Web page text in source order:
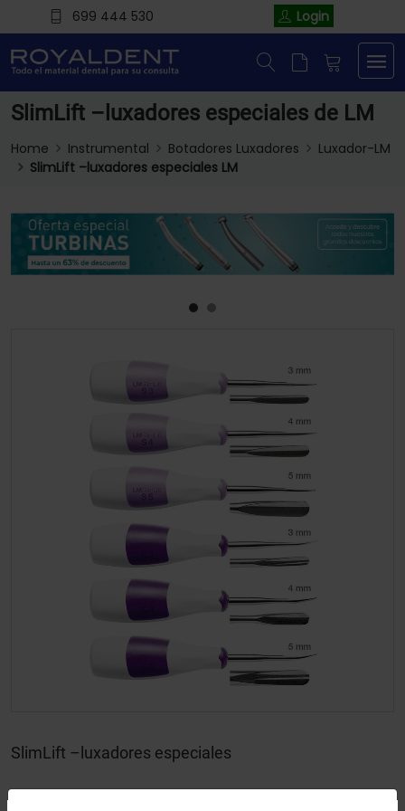
699 444 530 Login
SlimLift –luxadores especiales de LM
Home Instrumental Botadores Luxadores
Luxador-LM
SlimLift –luxadores especiales LM
SlimLift –luxadores especiales
LM